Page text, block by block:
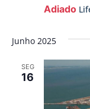
Adiado
Junho 2025
SEG
16